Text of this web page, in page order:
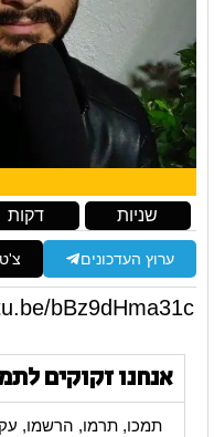
דקות שניות
ערוץ העדכונים
bBz9dHma31c
אנחנו זקוקים
תמכו, תרמו, הרשמו,